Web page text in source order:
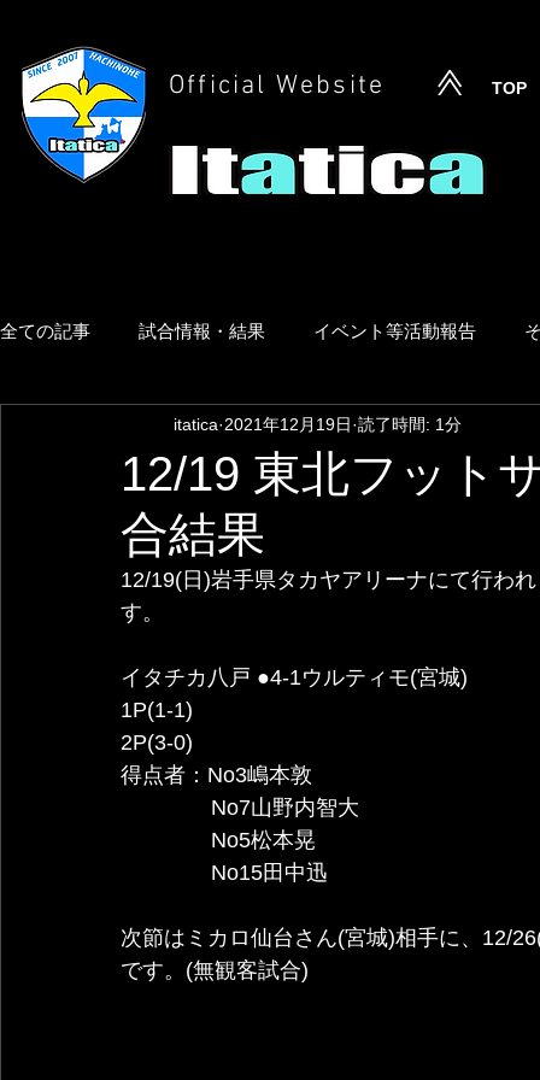
Official Website TOP
全ての記事 試合情報・結果 イベント等活動報告
12/19 東北フット
合結果
itatica 2021年12月19日 読了時間: 1分
12/19(日)岩手県タカヤアリーナにて行わ
す。
イタチカ八戸 ●4-1ウルティモ(宮城)
1P(1-1)
2P(3-0)
得点者：No3嶋本敦
               No7山野内智大
               No5松本晃
               No15田中迅
次節はミカロ仙台さん(宮城)相手に、12/
です。(無観客試合)